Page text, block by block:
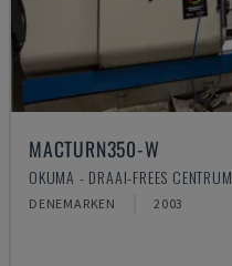
MACTURN350-W
OKUMA - DRAAI-FREES CENTRUM
DENEMARKEN 2003